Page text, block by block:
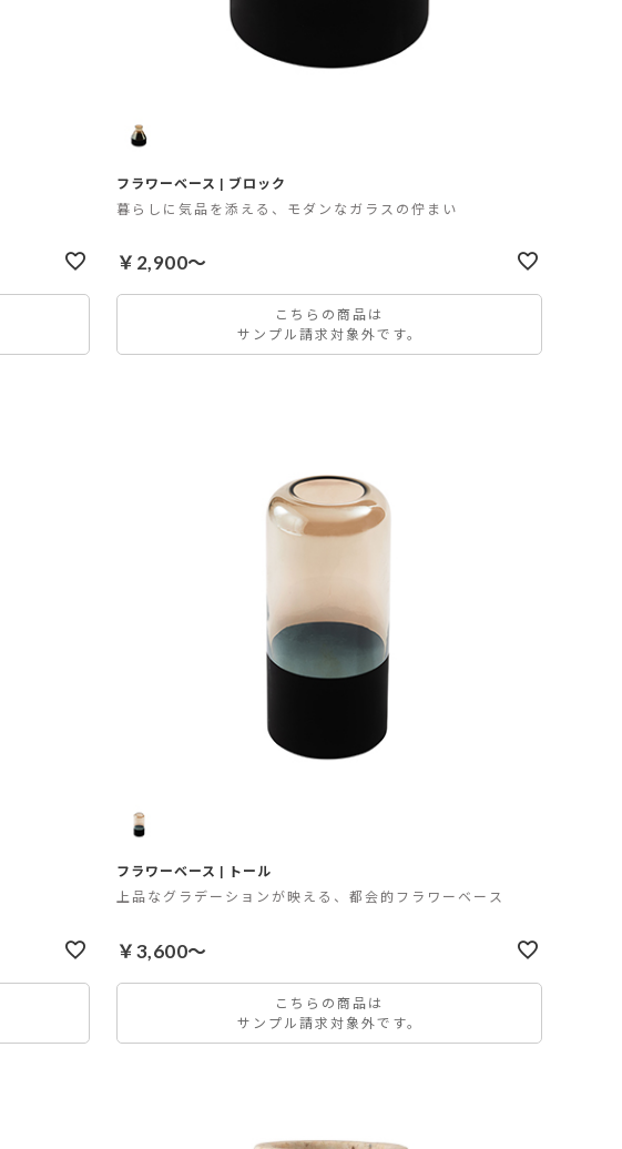
フラワーベース | ブロック
暮らしに気品を添える、モダンなガラスの佇まい
￥2,900～
こちらの商品は
サンプル請求対象外です。
フラワーベース | トール
上品なグラデーションが映える、都会的フラワーベース
￥3,600～
こちらの商品は
サンプル請求対象外です。